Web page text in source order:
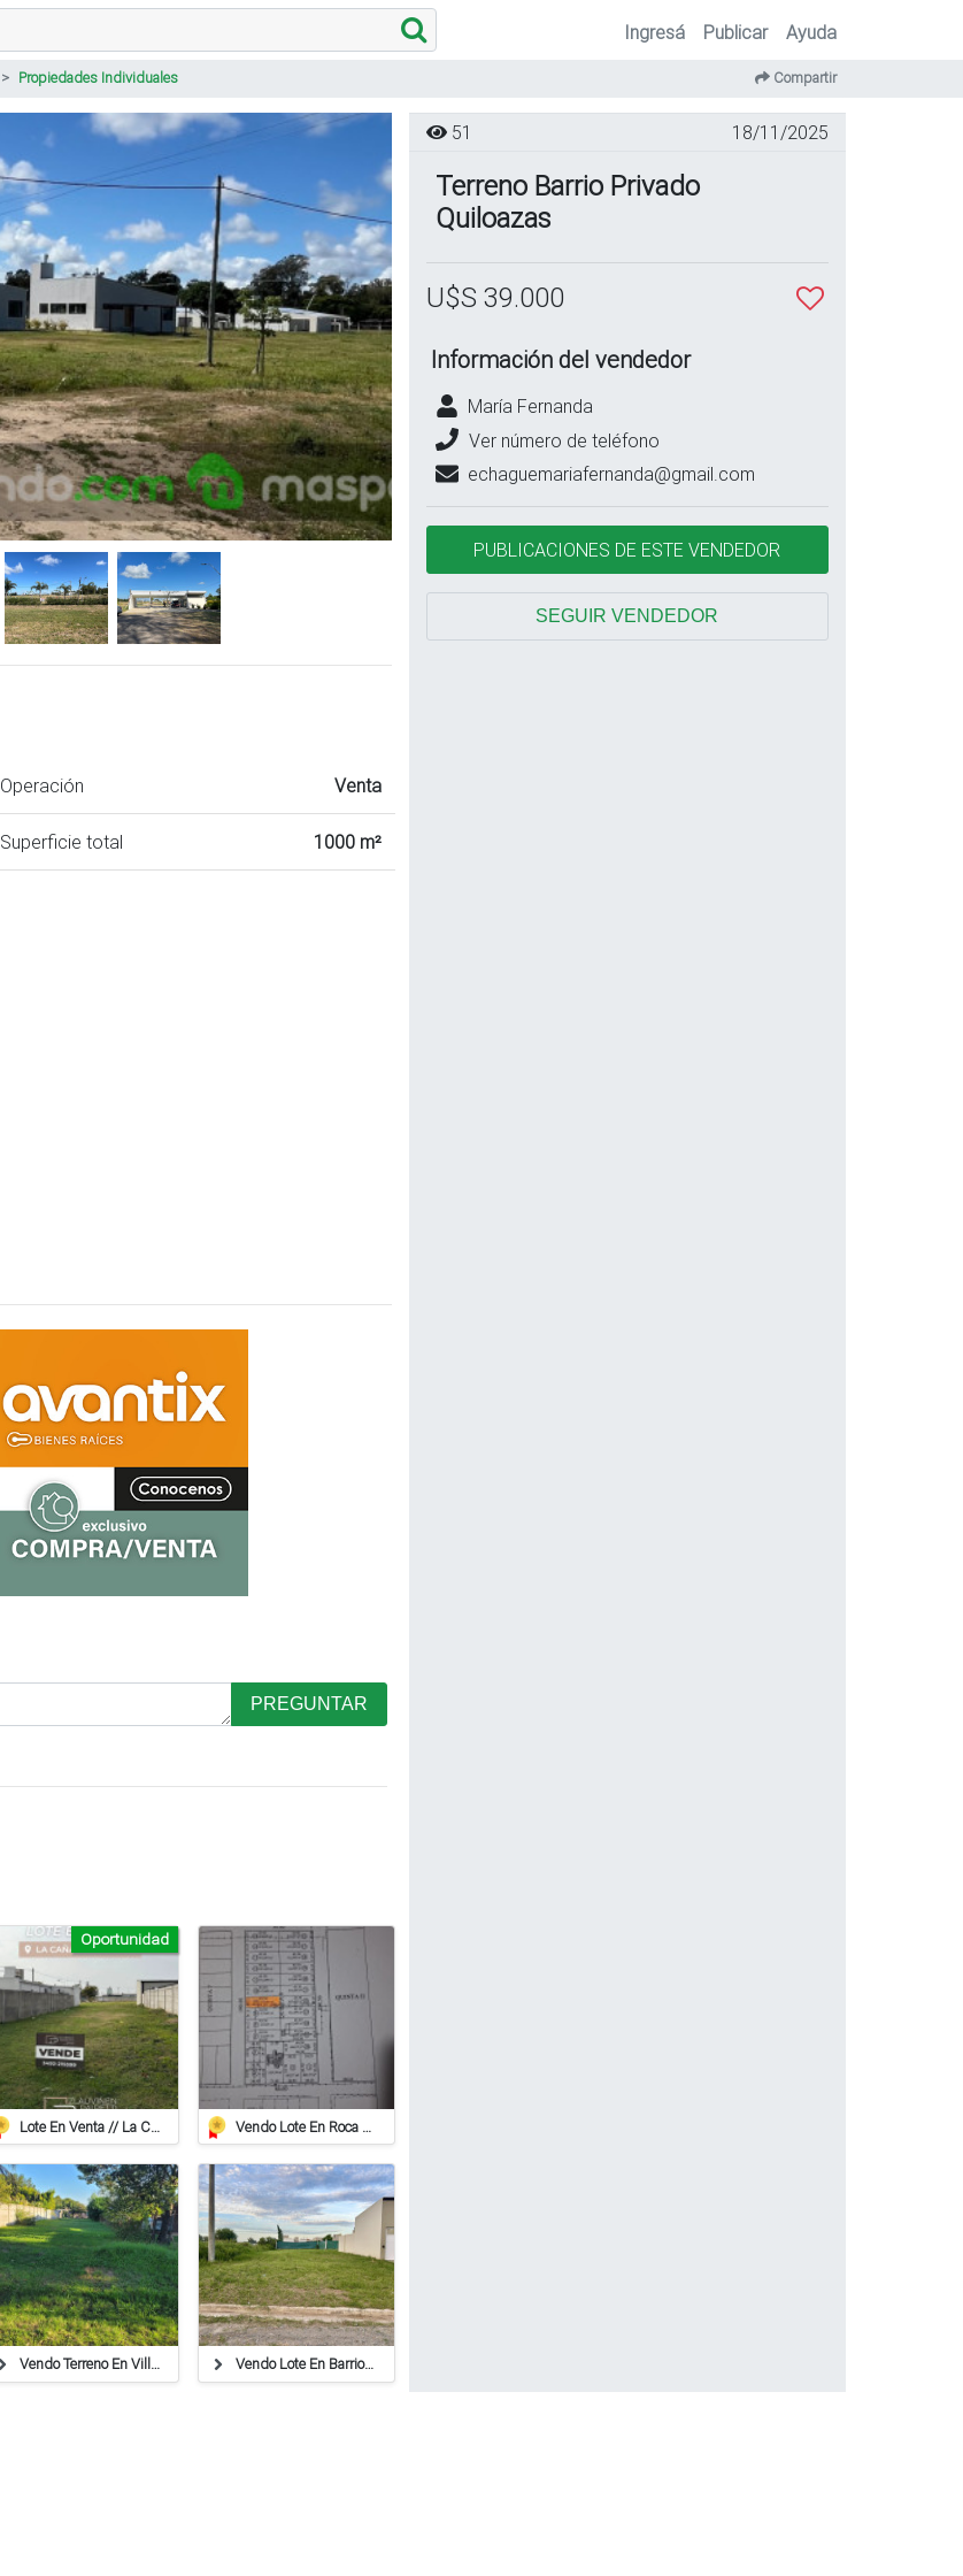
Ingresá Publicar Ayuda
Propiedades Individuales Compartir
Operación Venta
Superficie total 1000 m²
PREGUNTAR
Lote En Venta // La Cañada
Oportunidad
Vendo Lote En Roca De 612 Mts/2º
Vendo Terreno En Villa Ocampo! Vendo Lote En Barrio Los Arces
51 18/11/2025
Terreno Barrio Privado
Quiloazas
U$S 39.000
Información del vendedor
María Fernanda
Ver número de teléfono
echaguemariafernanda@gmail.com
PUBLICACIONES DE ESTE VENDEDOR
SEGUIR VENDEDOR